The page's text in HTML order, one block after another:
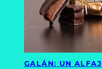
GALÁN: UN